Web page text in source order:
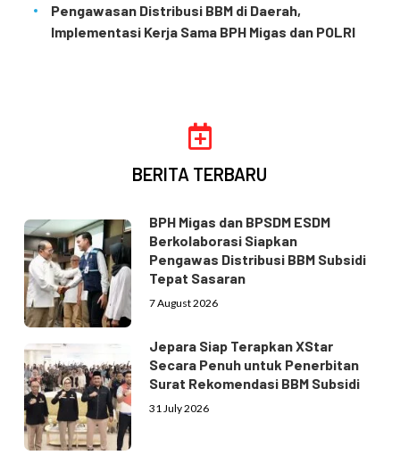
Pengawasan Distribusi BBM di Daerah,
Implementasi Kerja Sama BPH Migas dan POLRI
BERITA TERBARU
BPH Migas dan BPSDM ESDM
Berkolaborasi Siapkan
Pengawas Distribusi BBM Subsidi
Tepat Sasaran
7 August 2026
Jepara Siap Terapkan XStar
Secara Penuh untuk Penerbitan
Surat Rekomendasi BBM Subsidi
31 July 2026